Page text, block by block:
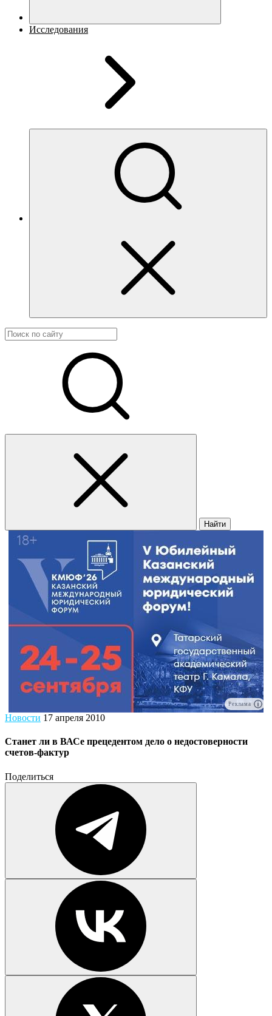
Исследования
Найти
Реклама
Новости 17 апреля 2010
Станет ли в ВАСе прецедентом дело о недостоверности
счетов-фактур
Поделиться